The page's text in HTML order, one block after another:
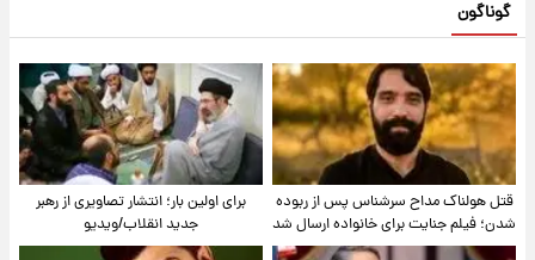
گوناگون
قتل هولناک مداح سرشناس پس از ربوده
شدن؛ فیلم جنایت برای خانواده ارسال شد
برای اولین بار؛ انتشار تصاویری از رهبر
جدید انقلاب/ویدیو